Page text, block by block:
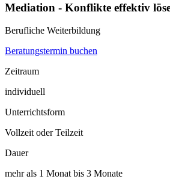
Mediation - Konflikte effektiv
Berufliche Weiterbildung
Beratungstermin buchen
Zeitraum
individuell
Unterrichtsform
Vollzeit oder Teilzeit
Dauer
mehr als 1 Monat bis 3 Monate